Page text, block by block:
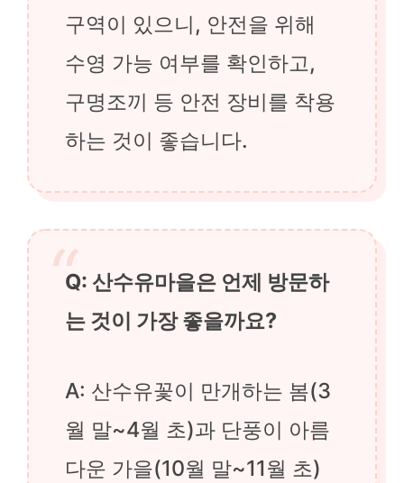
구역이 있으니, 안전을 위해
수영 가능 여부를 확인하고,
구명조끼 등 안전 장비를 착용
하는 것이 좋습니다.
Q: 산수유마을은 언제 방문하
는 것이 가장 좋을까요?
A: 산수유꽃이 만개하는 봄(3
월 말~4월 초)과 단풍이 아름
다운 가을(10월 말~11월 초)